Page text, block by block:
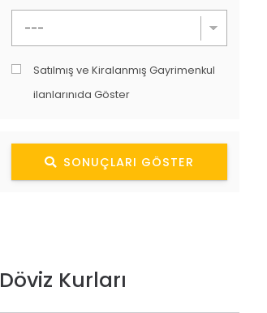
Satılmış ve Kiralanmış Gayrimenkul
ilanlarınıda Göster
SONUÇLARI GÖSTER
Döviz Kurları